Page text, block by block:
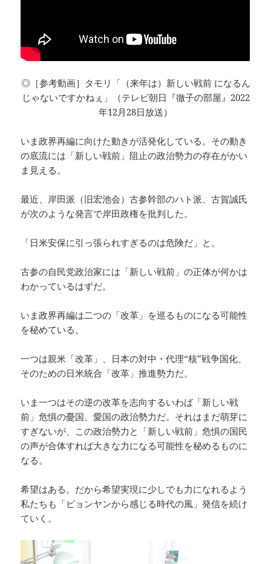
◎［参考動画］タモリ「（来年は）新しい戦前 になるん
じゃないですかねぇ」（テレビ朝日『徹子の部屋』2022
年12月28日放送）
いま政界再編に向けた動きが活発化している。その動き
の底流には「新しい戦前」阻止の政治勢力の存在がかい
ま見える。
最近、岸田派（旧宏池会）古参幹部のハト派、古賀誠氏
が次のような発言で岸田政権を批判した。
「日米安保に引っ張られすぎるのは危険だ」と。
古参の自民党政治家には「新しい戦前」の正体が何かは
わかっているはずだ。
いま政界再編は二つの「改革」を巡るものになる可能性
を秘めている。
一つは親米「改革」、日本の対中・代理“核”戦争国化、
そのための日米統合「改革」推進勢力だ。
いま一つはその逆の改革を志向するいわば「新しい戦
前」危惧の憂国、愛国の政治勢力だ。それはまだ萌芽に
すぎないが、この政治勢力と「新しい戦前」危惧の国民
の声が合体すれば大きな力になる可能性を秘めるものに
なる。
希望はある。だから希望実現に少しでも力になれるよう
私たちも「ピョンヤンから感じる時代の風」発信を続け
ていく。